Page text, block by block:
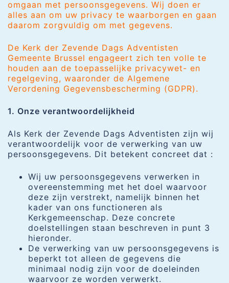
omgaan met persoonsgegevens. Wij doen er
alles aan om uw privacy te waarborgen en gaan
daarom zorgvuldig om met gegevens.
De Kerk der Zevende Dags Adventisten
Gemeente Brussel engageert zich ten volle te
houden aan de toepasselijke privacywet- en
regelgeving, waaronder de Algemene
Verordening Gegevensbescherming (GDPR).
1. Onze verantwoordelijkheid
Als Kerk der Zevende Dags Adventisten zijn wij
verantwoordelijk voor de verwerking van uw
persoonsgegevens. Dit betekent concreet dat :
Wij uw persoonsgegevens verwerken in
overeenstemming met het doel waarvoor
deze zijn verstrekt, namelijk binnen het
kader van ons functioneren als
Kerkgemeenschap. Deze concrete
doelstellingen staan beschreven in punt 3
hieronder.
De verwerking van uw persoonsgegevens is
beperkt tot alleen de gegevens die
minimaal nodig zijn voor de doeleinden
waarvoor ze worden verwerkt.